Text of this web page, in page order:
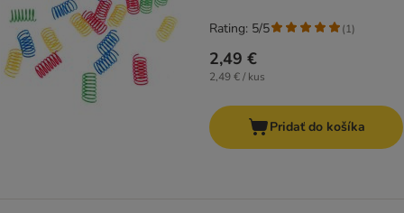
2,49 €
2,49 € / kus
Rating: 5/5 (1)
Pridať do košíka